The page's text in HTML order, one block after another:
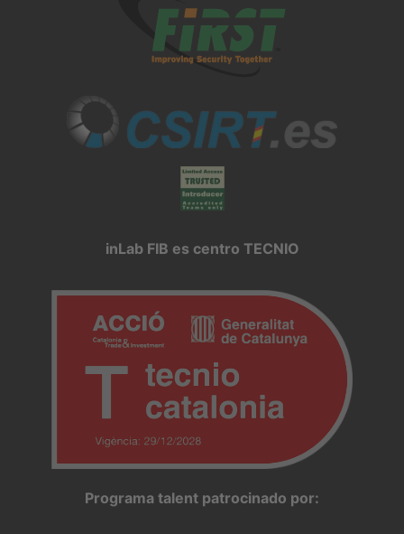
inLab FIB es centro TECNIO
Programa talent patrocinado por: